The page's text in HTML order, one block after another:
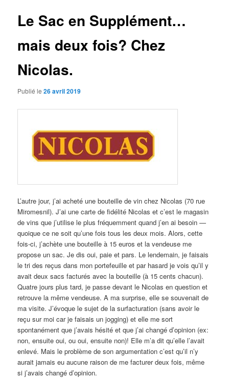
Le Sac en Supplément…
mais deux fois? Chez
Nicolas.
Publié le26 avril 2019
L’autre jour, j’ai acheté une bouteille de vin chez Nicolas (70 rue
Miromesnil). J’ai une carte de fidélité Nicolas et c’est le magasin
de vins que j’utilise le plus fréquemment quand j’en ai besoin —
quoique ce ne soit qu’une fois tous les deux mois. Alors, cette
fois-ci, j’achète une bouteille à 15 euros et la vendeuse me
propose un sac. Je dis oui, paie et pars. Le lendemain, je faisais
le tri des reçus dans mon portefeuille et par hasard je vois qu’il y
avait deux sacs facturés avec la bouteille (à 15 cents chacun).
Quatre jours plus tard, je passe devant le Nicolas en question et
retrouve la même vendeuse. A ma surprise, elle se souvenait de
ma visite. J’évoque le sujet de la surfacturation (sans avoir le
reçu sur moi car je faisais un jogging) et elle me sort
spontanément que j’avais hésité et que j’ai changé d’opinion (ex:
non, ensuite oui, ou oui, ensuite non)! Elle m’a dit qu’elle l’avait
enlevé. Mais le problème de son argumentation c’est qu’il n’y
aurait jamais eu aucune raison de me facturer deux fois, même
si j’avais changé d’opinion.